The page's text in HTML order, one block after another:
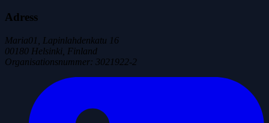
Adress
Maria01, Lapinlahdenkatu 16
00180 Helsinki, Finland
Organisationsnummer: 3021922-2